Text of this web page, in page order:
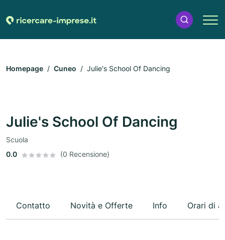
Homepage Cuneo Julie's School Of Dancing
Julie's School Of Dancing
Scuola
0.0
(0 Recensione)
Contatto Novità e Offerte Info Orari di